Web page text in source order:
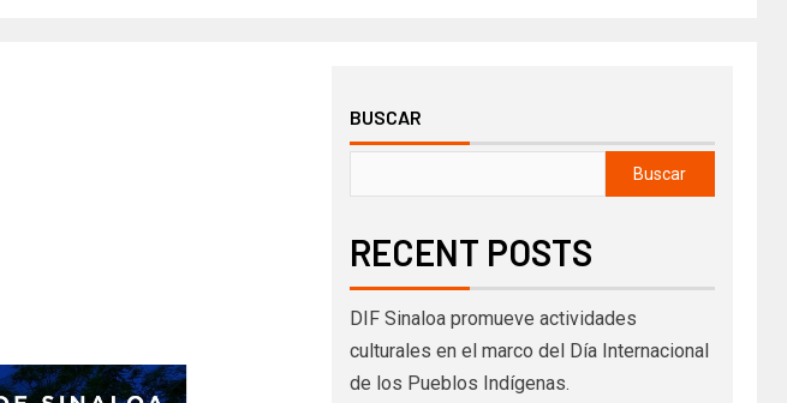
BUSCAR
Buscar
RECENT POSTS
DIF Sinaloa promueve actividades
culturales en el marco del Día Internacional
de los Pueblos Indígenas.